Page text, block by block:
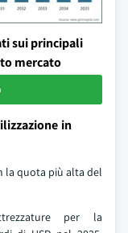
sui principali
mercato
in
la quota più alta del
per la